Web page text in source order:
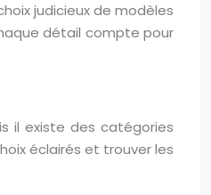
judicieux de modèles
détail compte pour
il existe des catégories
éclairés et trouver les